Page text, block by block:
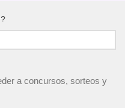
a concursos, sorteos y